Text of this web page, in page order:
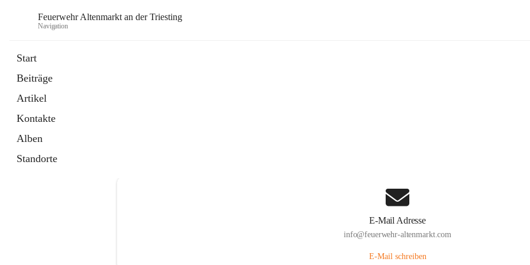
Feuerwehr Altenmarkt an der Triesting
Navigation
Start
Beiträge
Artikel
Kontakte
Alben
Standorte
E-Mail Adresse
info@feuerwehr-altenmarkt.com
E-Mail schreiben